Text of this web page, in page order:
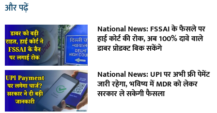
और पढ़ें
National News: FSSAI के फैसले पर
हाई कोर्ट की रोक, अब 100% दावे वाले
डाबर प्रोडक्ट बिक सकेंगे
National News: UPI पर अभी फ्री पेमेंट
जारी रहेगा, भविष्य में MDR को लेकर
सरकार ले सकेगी फैसला